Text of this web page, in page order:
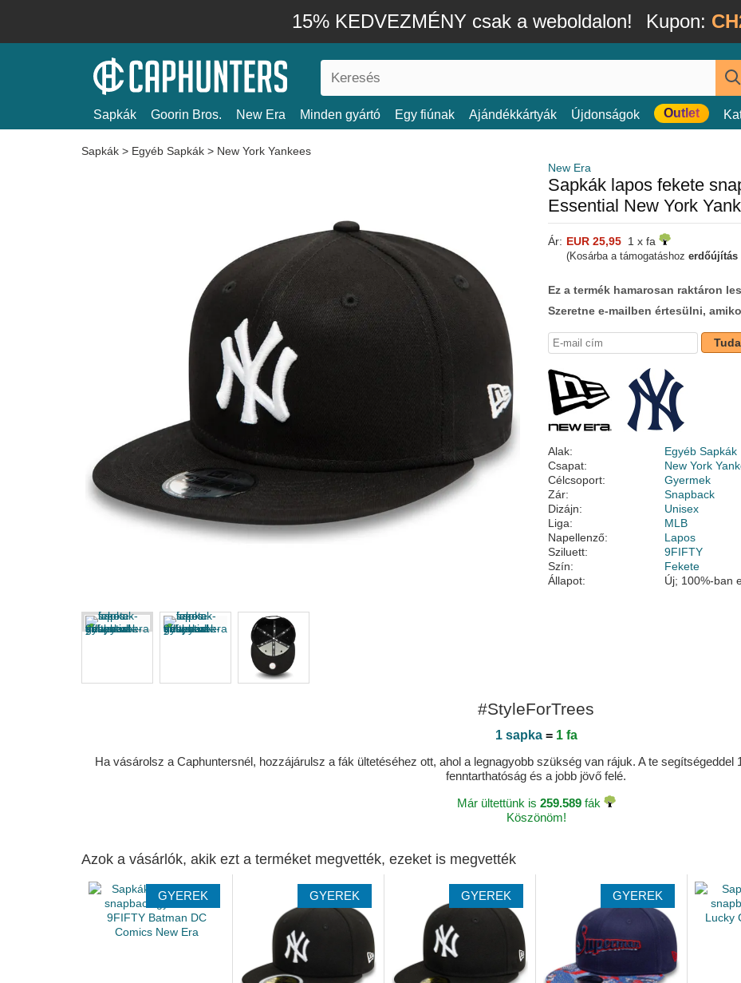
15% KEDVEZMÉNY csak a weboldalon! Kupon:
Sapkák Goorin Bros. New Era Minden gyártó Egy fiúnak Ajándékkártyák Újdonságok Outlet
Sapkák > Egyéb Sapkák > New York Yankees
New Era
Sapkák lapos fekete
Essential New York
Ár: EUR 25,95 1 x fa
(Kosárba a támogatáshoz erdőújítás
Ez a termék hamarosan raktáron
Szeretne e-mailben értesülni,
Alak:
Egyéb Sapkák
Csapat:
New York
Célcsoport:
Gyermek
Zár:
Snapback
Dizájn:
Unisex
Liga:
MLB
Napellenző:
Lapos
Sziluett:
9FIFTY
Szín:
Fekete
Állapot:
Új; 100%-ban
#StyleForTrees
1 sapka= 1 fa
Ha vásárolsz a Caphuntersnél, hozzájárulsz a fák ültetéséhez ott, ahol a legnagyobb szükség van rájuk. A te segítségeddel
fenntarthatóság és a jobb jövő felé.
Már ültettünk is 259.589fák
Köszönöm!
Azok a vásárlók, akik ezt a terméket megvették, ezeket is megvették
GYEREK GYEREK GYEREK GYEREK